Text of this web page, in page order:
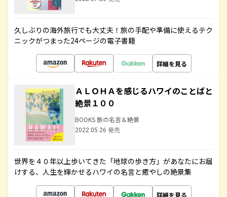
久しぶりの海外旅行でも大丈夫！旅の手配や準備に使えるテク
ニックがつまった24ページの電子書籍
詳細を見る
ＡＬＯＨＡを感じるハワイのことばと
絶景１００
BOOKS 旅の名言＆絶景
2022.05.26 発売
世界を４０年以上歩いてきた「地球の歩き方」があなたにお届
けする、人生を輝かせるハワイの名言と癒やしの絶景集
詳細を見る